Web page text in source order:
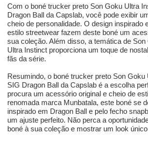
Com o boné trucker preto Son Goku Ultra
Dragon Ball da Capslab, você pode exibir
cheio de personalidade. O design inspirado
estilo streetwear fazem deste boné um
sua coleção. Além disso, a temática de
Ultra Instinct proporciona um toque de
fãs da série.
Resumindo, o boné trucker preto Son
SIG Dragon Ball da Capslab é a escolha
procura um acessório original e cheio de
renomada marca Munbatala, este boné se
inspirado em Dragon Ball e pelo fecho
um ajuste perfeito. Não perca a
boné à sua coleção e mostrar um look